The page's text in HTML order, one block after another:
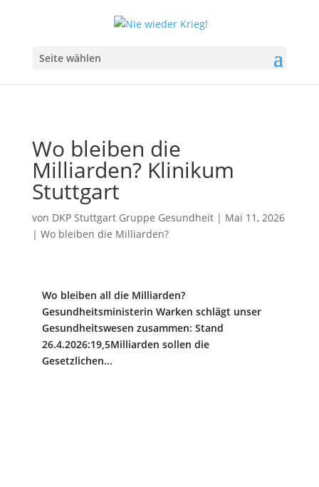
Seite wählen
Wo bleiben die
Milliarden? Klinikum
Stuttgart
von DKP Stuttgart Gruppe Gesundheit| Mai 11, 2026
| Wo bleiben die Milliarden?
Wo bleiben all die Milliarden?
Gesundheitsministerin Warken schlägt unser
Gesundheitswesen zusammen: Stand
26.4.2026:19,5Milliarden sollen die
Gesetzlichen...